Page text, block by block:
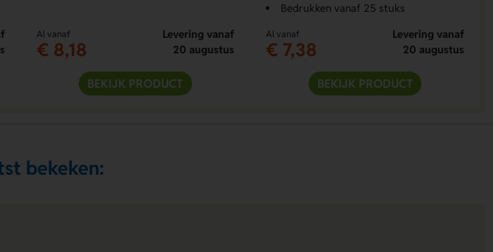
Al vanaf
€ 8,18
Levering vanaf
20 augustus
BEKIJK PRODUCT
Bedrukken vanaf 25 stuks
Al vanaf
€ 7,38
Levering vanaf
20 augustus
BEKIJK PRODUCT
bekeken: